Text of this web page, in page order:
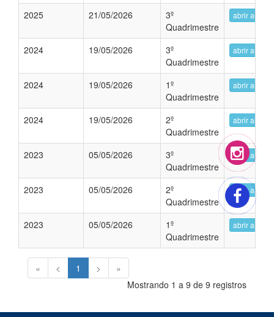
2025 21/05/2026
3º
Quadrimestre
abrir
2024 19/05/2026
3º
Quadrimestre
abrir
2024 19/05/2026
1º
Quadrimestre
abrir
2024 19/05/2026
2º
Quadrimestre
abrir
2023 05/05/2026
3º
Quadrimestre
abrir
2023 05/05/2026
2º
Quadrimestre
abrir
2023 05/05/2026
1º
Quadrimestre
abrir
« < 1 >
»
Mostrando 1 a 9 de 9 registros